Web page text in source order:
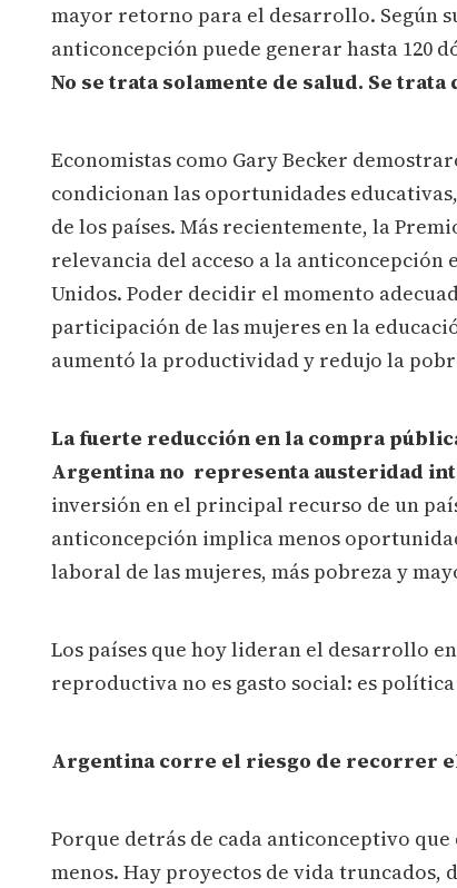
mayor retorno para el desarrollo. Según
anticoncepción puede generar hasta 120
No se trata solamente de salud. Se
Economistas como Gary Becker
condicionan las oportunidades
de los países. Más recientemente, la
relevancia del acceso a la anticoncepción
Unidos. Poder decidir el momento
participación de las mujeres en la
aumentó la productividad y redujo la
La fuerte reducción en la compra
Argentina no representa austeridad
inversión en el principal recurso de un
anticoncepción implica menos
laboral de las mujeres, más pobreza y
Los países que hoy lideran el desarrollo
reproductiva no es gasto social: es
Argentina corre el riesgo de recorrer
Porque detrás de cada anticonceptivo
menos. Hay proyectos de vida truncados,